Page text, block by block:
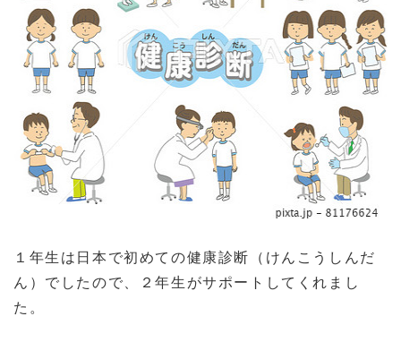
１年生は日本で初めての健康診断（けんこうしんだ
ん）でしたので、２年生がサポートしてくれまし
た。